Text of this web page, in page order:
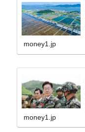
money1.jp
money1.jp